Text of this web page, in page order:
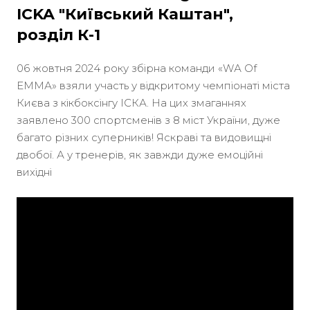
ICKA "Київський Каштан",
розділ К-1
06 жовтня 2024 року збірна команди «WА Оf
ЕММА» взяли участь у відкритому чемпіонаті міста
Києва з кікбоксінгу ІСКА. На цих змаганнях
заявлено 300 спортсменів з 8 міст України, дуже
багато різних суперників! Яскраві та видовищні
двобої. А у тренерів, як завжди дуже емоційні
вихідні